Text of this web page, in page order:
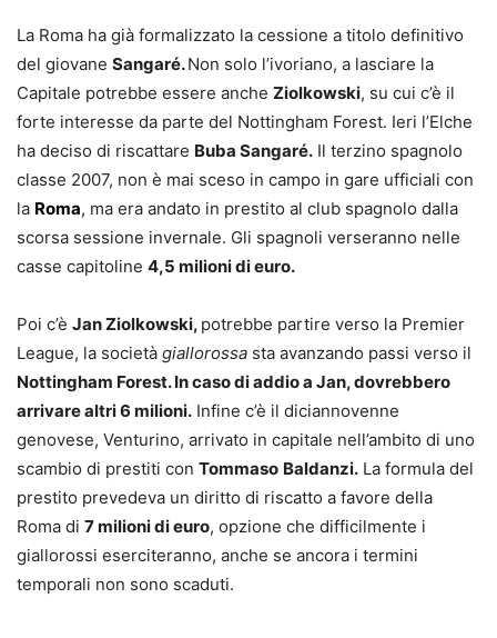
La Roma ha già formalizzato la cessione a titolo definitivo
del giovane Sangaré.Non solo l’ivoriano, a lasciare la
Capitale potrebbe essere anche Ziolkowski, su cui c’è il
forte interesse da parte del Nottingham Forest. Ieri l’Elche
ha deciso di riscattare Buba Sangaré. Il terzino spagnolo
classe 2007, non è mai sceso in campo in gare ufficiali con
la Roma, ma era andato in prestito al club spagnolo dalla
scorsa sessione invernale. Gli spagnoli verseranno nelle
casse capitoline 4,5 milioni di euro.
Poi c’è Jan Ziolkowski, potrebbe partire verso la Premier
League, la società giallorossa sta avanzando passi verso il
Nottingham Forest. In caso di addio a Jan, dovrebbero
arrivare altri 6 milioni. Infine c’è il diciannovenne
genovese, Venturino, arrivato in capitale nell’ambito di uno
scambio di prestiti con Tommaso Baldanzi. La formula del
prestito prevedeva un diritto di riscatto a favore della
Roma di 7 milioni di euro, opzione che difficilmente i
giallorossi eserciteranno, anche se ancora i termini
temporali non sono scaduti.